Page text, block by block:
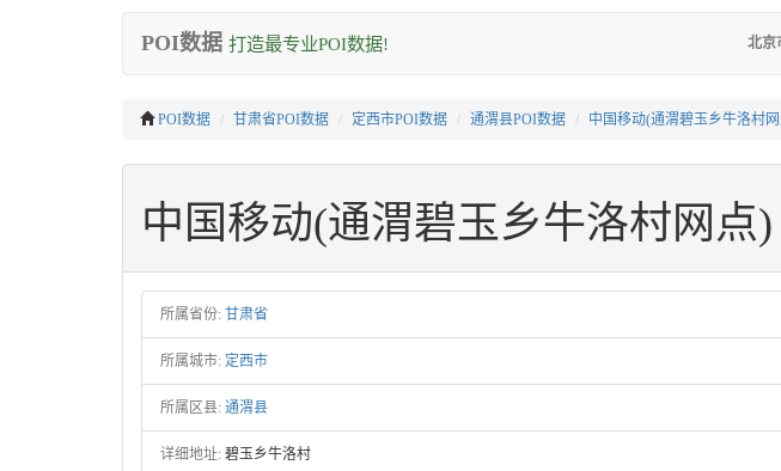
POI数据 打造最专业POI数据! 北京
POI数据 甘肃省POI数据 定西市POI数据 通渭县POI数据 中国移动(通渭碧玉乡牛洛村
中国移动(通渭碧玉乡牛洛村网点)
所属省份: 甘肃省
所属城市: 定西市
所属区县: 通渭县
详细地址: 碧玉乡牛洛村